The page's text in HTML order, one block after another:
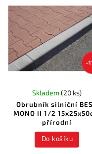
Obrubník silniční
MONO II 1/2
přírodní
Skladem(20 ks)
Do košíku